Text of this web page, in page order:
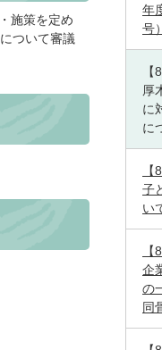
施策を定め
ついて審議
年
号
厚
に
に
子
い
企
の
同